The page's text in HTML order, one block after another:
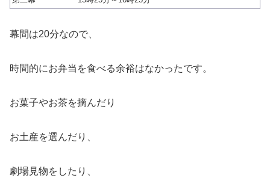
幕間は20分なので、
時間的にお弁当を食べる余裕はなかったです。
お菓子やお茶を摘んだり
お土産を選んだり、
劇場見物をしたり、